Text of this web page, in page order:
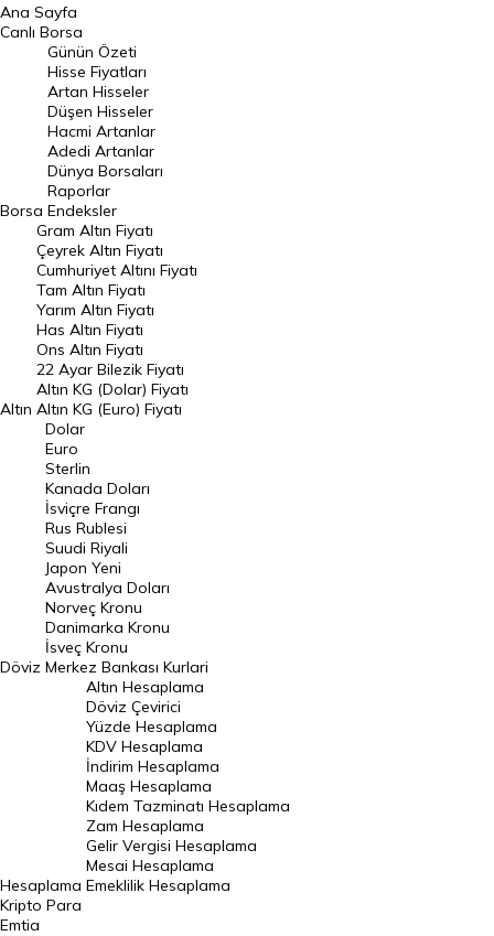
BIST 100 Hisseleri
En Çok Artan Hisseler
En Çok Düşen Hisseler
Hacmi Artanlar
Geçmiş Kapanışlar
Dünya Borsaları
Raporlar
Endeksler
DÖVİZ
Döviz Kuru
Dolar Kuru
Euro Kuru
Pound Kuru
Frank Kuru
Riyal Kuru
Avustralya Doları
Danimarka Kronu Kuru
Kanada Doları Kuru
Norveç Kronu Kuru
İsveç Kronu Kuru
Japon Yeni Kuru
Serbest Piyasa Döviz Kurları
Merkez Bankası Döviz Kurları
Altın Fiyatları
Gram Altın Fiyatı
Ana Sayfa
Canlı Borsa
Borsa
Günün Özeti
Hisse Fiyatları
Artan Hisseler
Düşen Hisseler
Hacmi Artanlar
Adedi Artanlar
Dünya Borsaları
Raporlar
Endeksler
Altın
Gram Altın Fiyatı
Çeyrek Altın Fiyatı
Cumhuriyet Altını Fiyatı
Tam Altın Fiyatı
Yarım Altın Fiyatı
Has Altın Fiyatı
Ons Altın Fiyatı
22 Ayar Bilezik Fiyatı
Altın KG (Dolar) Fiyatı
Altın KG (Euro) Fiyatı
Döviz
Dolar
Euro
Sterlin
Kanada Doları
İsviçre Frangı
Rus Rublesi
Suudi Riyali
Japon Yeni
Avustralya Doları
Norveç Kronu
Danimarka Kronu
İsveç Kronu
Merkez Bankası Kurlari
Hesaplama
Altın Hesaplama
Döviz Çevirici
Yüzde Hesaplama
KDV Hesaplama
İndirim Hesaplama
Maaş Hesaplama
Kıdem Tazminatı Hesaplama
Zam Hesaplama
Gelir Vergisi Hesaplama
Mesai Hesaplama
Emeklilik Hesaplama
Kripto Para
Emtia